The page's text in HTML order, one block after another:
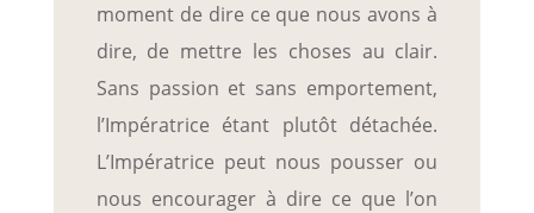
moment de dire ce que nous avons à
dire, de mettre les choses au clair.
Sans passion et sans emportement,
l’Impératrice étant plutôt détachée.
L’Impératrice peut nous pousser ou
nous encourager à dire ce que l’on